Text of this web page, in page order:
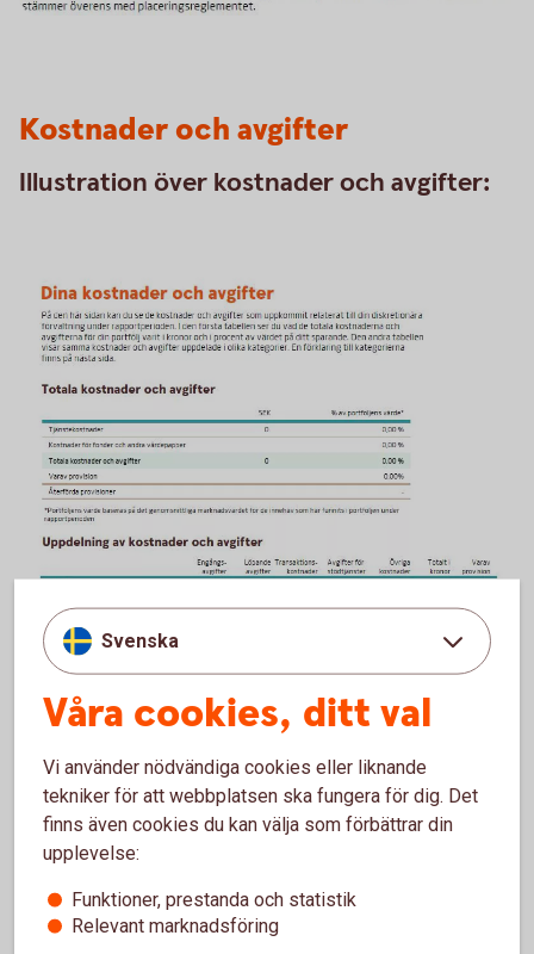
Kostnader och avgifter
Illustration över kostnader och avgifter:
Tjänstekostnader
olika tjänster. Exempel på tjänstekostnader är
kostnaden du har för portföljförvaltning eller för
Svenska
Våra cookies, ditt val
Vi använder nödvändiga cookies eller liknande
tekniker för att webbplatsen ska fungera för dig. Det
finns även cookies du kan välja som förbättrar din
upplevelse:
Funktioner, prestanda och statistik
Relevant marknadsföring